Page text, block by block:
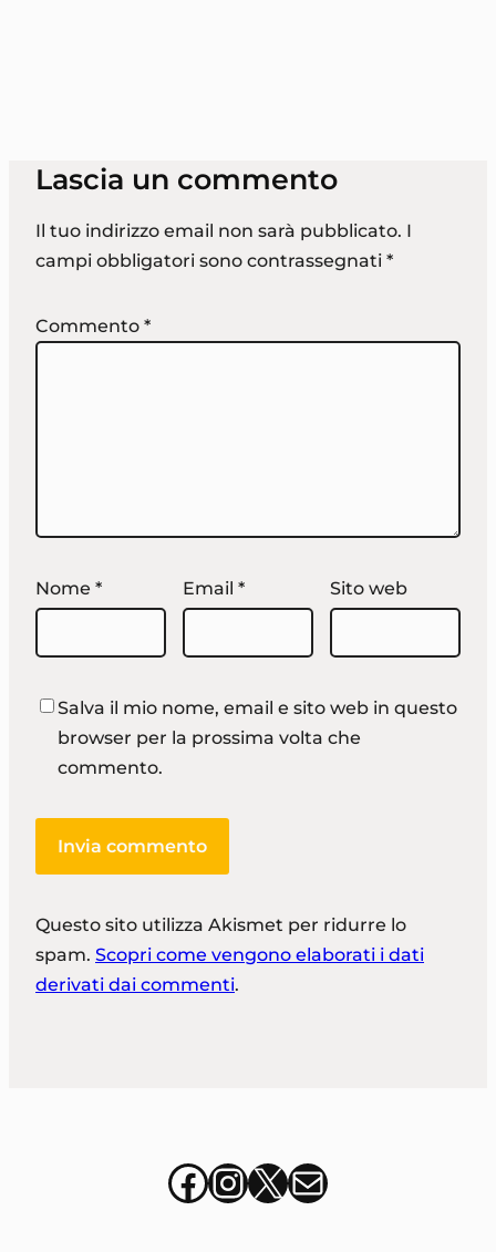
Lascia un commento
Il tuo indirizzo email non sarà pubblicato. I
campi obbligatori sono contrassegnati *
Commento *
Nome * Email * Sito web
Salva il mio nome, email e sito web in questo
browser per la prossima volta che
commento.
Questo sito utilizza Akismet per ridurre lo
spam. Scopri come vengono elaborati i dati
derivati dai commenti.
Facebook
Instagram
X